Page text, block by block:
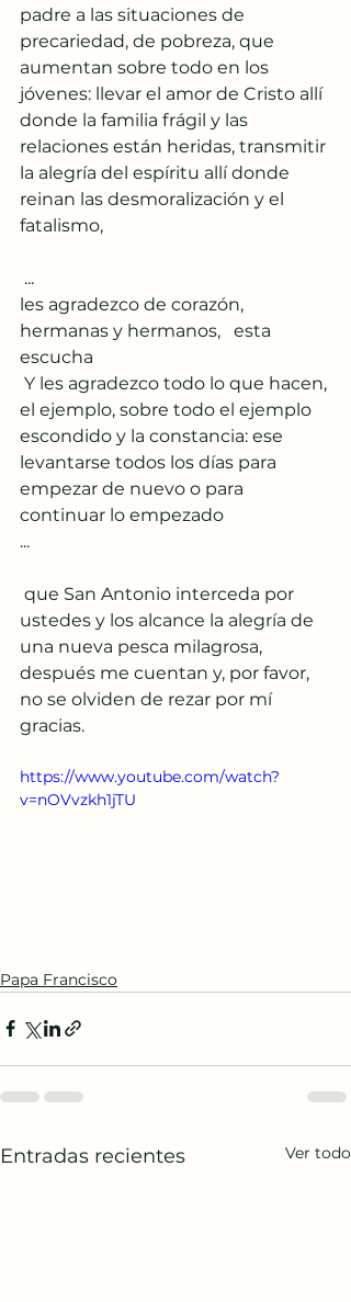
padre a las situaciones de
precariedad, de pobreza, que
aumentan sobre todo en los
jóvenes: llevar el amor de Cristo allí
donde la familia frágil y las
relaciones están heridas, transmitir
la alegría del espíritu allí donde
reinan las desmoralización y el
fatalismo,
...
les agradezco de corazón,
hermanas y hermanos,   esta
escucha
el ejemplo, sobre todo el ejemplo
escondido y la constancia: ese
levantarse todos los días para
empezar de nuevo o para
continuar lo empezado
...
ustedes y los alcance la alegría de
una nueva pesca milagrosa,
después me cuentan y, por favor,
no se olviden de rezar por mí
gracias.
https://www.youtube.com/watch?
v=nOVvzkh1jTU
Papa Francisco
Entradas recientes Ver todo